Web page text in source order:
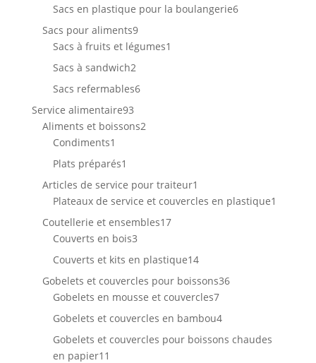
produits
Sacs en plastique pour la boulangerie66
Sacs pour aliments99
produits
Sacs à fruits et légumes1
Sacs à sandwich22
produits
Sacs refermables66
Service alimentaire9393
produits
Aliments et boissons22
Condiments1
produit
Plats préparés1
produit
Articles de service pour traiteur1
produit
Plateaux de service et couvercles en plastique1
Coutellerie et ensembles1717
Couverts en bois33
produits
Couverts et kits en plastique1414
produits
Gobelets et couvercles pour boissons3636
Gobelets en mousse et couvercles77
produits
Gobelets et couvercles en bambou44
produits
Gobelets et couvercles pour boissons chaudes
en papier11